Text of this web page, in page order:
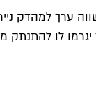
ערך למהדק
יגרמו לו